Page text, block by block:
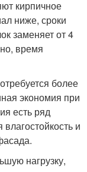
кирпичное
ниже, сроки
заменяет от 4
время
более
экономия при
есть ряд
и
нагрузку,